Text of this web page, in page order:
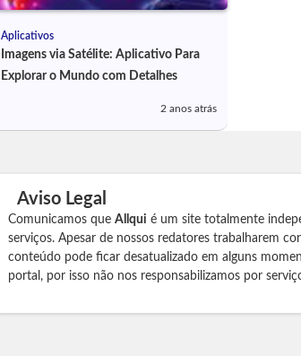
Aplicativos
Imagens via Satélite: Aplicativo Para
Explorar o Mundo com Detalhes
2 anos atrás
Aviso Legal
Comunicamos que Allqui é um site totalmente
serviços. Apesar de nossos redatores trabalharem
conteúdo pode ficar desatualizado em alguns
portal, por isso não nos responsabilizamos por